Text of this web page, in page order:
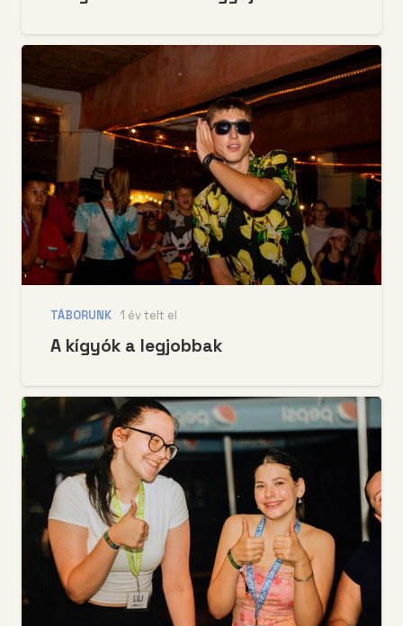
TÁBORUNK 1 év telt el
A kígyók a legjobbak